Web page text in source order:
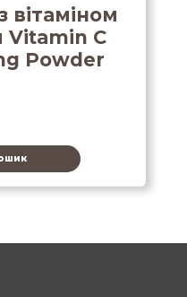
вітаміном
Vitamin C
Powder